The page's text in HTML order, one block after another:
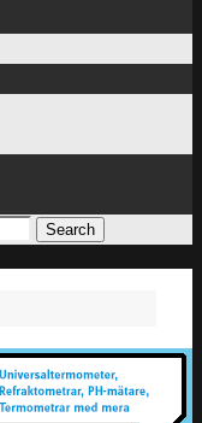
Search